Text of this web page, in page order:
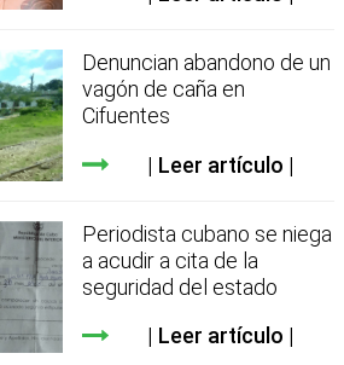
Denuncian abandono de un
vagón de caña en
Cifuentes
Leer artículo
Periodista cubano se niega
a acudir a cita de la
seguridad del estado
Leer artículo